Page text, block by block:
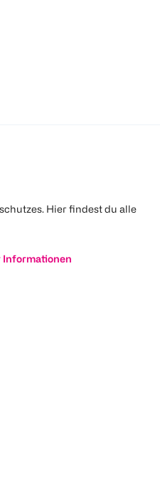
Hier findest du alle
Informationen